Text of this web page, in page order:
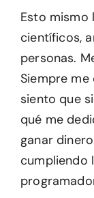
Esto mismo
científicos,
personas.
Siempre
siento que
qué me
ganar
cumpliendo